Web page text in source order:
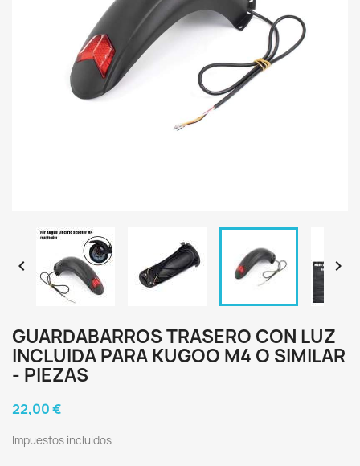
 
GUARDABARROS TRASERO CON LUZ
INCLUIDA PARA KUGOO M4 O SIMILAR
- PIEZAS
22,00 €
Impuestos incluidos